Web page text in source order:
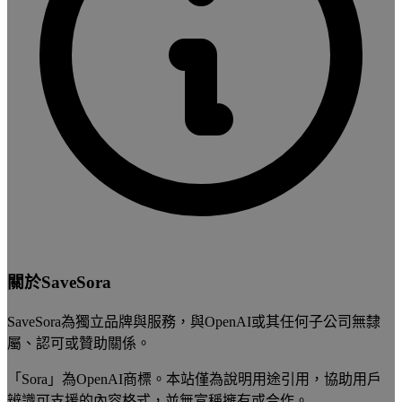
關於SaveSora
SaveSora為獨立品牌與服務，與OpenAI或其任何子公司無隸
屬、認可或贊助關係。
「Sora」為OpenAI商標。本站僅為說明用途引用，協助用戶